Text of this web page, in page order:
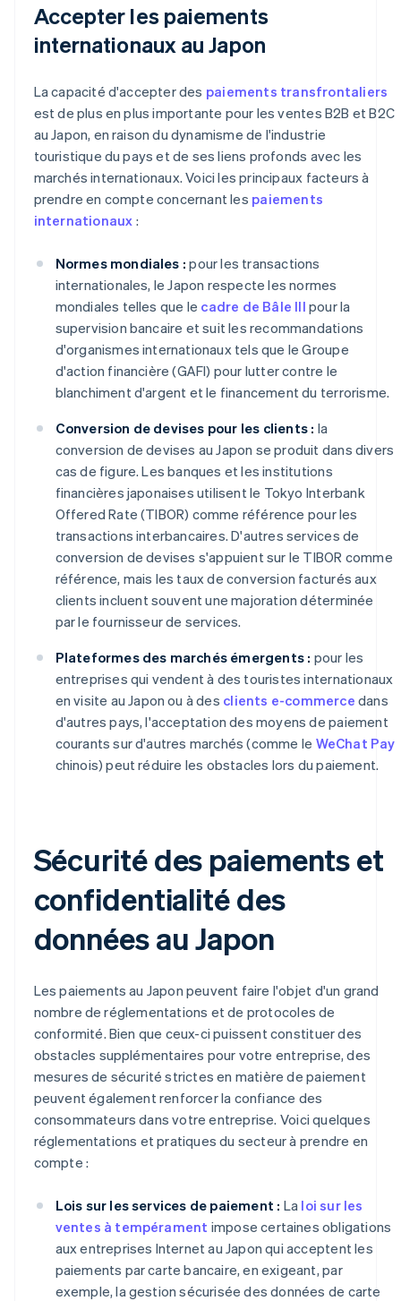
Accepter les paiements
internationaux au Japon
La capacité d'accepter des paiements transfrontaliers
est de plus en plus importante pour les ventes B2B et B2C
au Japon, en raison du dynamisme de l'industrie
touristique du pays et de ses liens profonds avec les
marchés internationaux. Voici les principaux facteurs à
prendre en compte concernant les paiements
internationaux :
Normes mondiales : pour les transactions
internationales, le Japon respecte les normes
mondiales telles que le cadre de Bâle III pour la
supervision bancaire et suit les recommandations
d'organismes internationaux tels que le Groupe
d'action financière (GAFI) pour lutter contre le
blanchiment d'argent et le financement du terrorisme.
Conversion de devises pour les clients : la
conversion de devises au Japon se produit dans divers
cas de figure. Les banques et les institutions
financières japonaises utilisent le Tokyo Interbank
Offered Rate (TIBOR) comme référence pour les
transactions interbancaires. D'autres services de
conversion de devises s'appuient sur le TIBOR comme
référence, mais les taux de conversion facturés aux
clients incluent souvent une majoration déterminée
par le fournisseur de services.
Plateformes des marchés émergents : pour les
entreprises qui vendent à des touristes internationaux
en visite au Japon ou à des clients e-commerce dans
d'autres pays, l'acceptation des moyens de paiement
courants sur d'autres marchés (comme le WeChat Pay
chinois) peut réduire les obstacles lors du paiement.
Sécurité des paiements et
confidentialité des
données au Japon
Les paiements au Japon peuvent faire l'objet d'un grand
nombre de réglementations et de protocoles de
conformité. Bien que ceux-ci puissent constituer des
obstacles supplémentaires pour votre entreprise, des
mesures de sécurité strictes en matière de paiement
peuvent également renforcer la confiance des
consommateurs dans votre entreprise. Voici quelques
réglementations et pratiques du secteur à prendre en
compte :
Lois sur les services de paiement : La loi sur les
ventes à tempérament impose certaines obligations
aux entreprises Internet au Japon qui acceptent les
paiements par carte bancaire, en exigeant, par
exemple, la gestion sécurisée des données de carte